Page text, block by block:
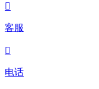

客服

电话